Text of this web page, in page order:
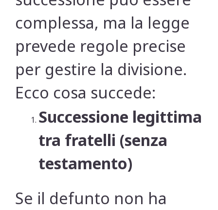
complessa, ma la legge
prevede regole precise
per gestire la divisione.
Ecco cosa succede:
Successione legittima
tra fratelli (senza
testamento)
Se il defunto non ha